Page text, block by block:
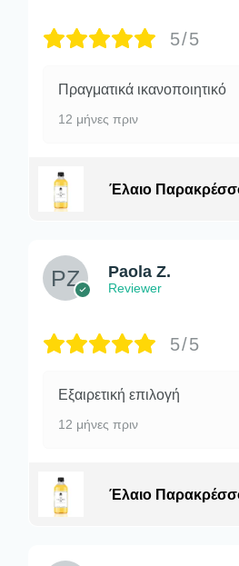
5/5
Πραγματικά ικανοποιητικό
12 μήνες πριν
Έλαιο
Paola Z.
Reviewer
5/5
Εξαιρετική επιλογή
12 μήνες πριν
Έλαιο